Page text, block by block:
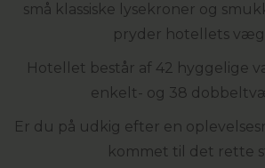
små klassiske lysekroner og
pryder hotellets
Hotellet består af 42 hyggelige
enkelt- og 38
Er du på udkig efter en
kommet til det rette